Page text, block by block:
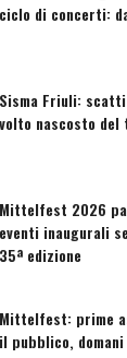
ciclo di concerti:
Sisma Friuli:
volto nascosto del
Mittelfest 2026
eventi inaugurali
35ª edizione
Mittelfest: prime
il pubblico,